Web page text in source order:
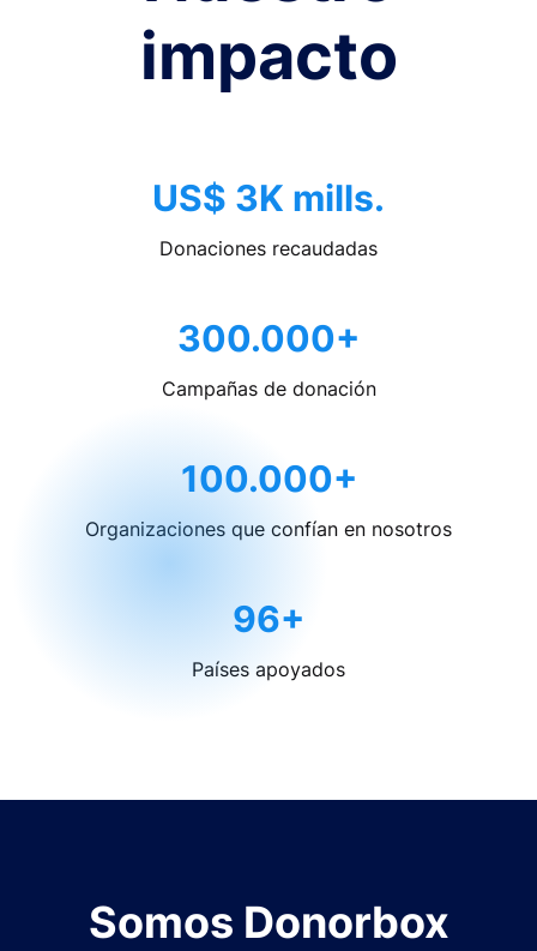
impacto
US$ 3K mills.
Donaciones recaudadas
300.000+
Campañas de donación
100.000+
Organizaciones que confían en nosotros
96+
Países apoyados
Somos Donorbox